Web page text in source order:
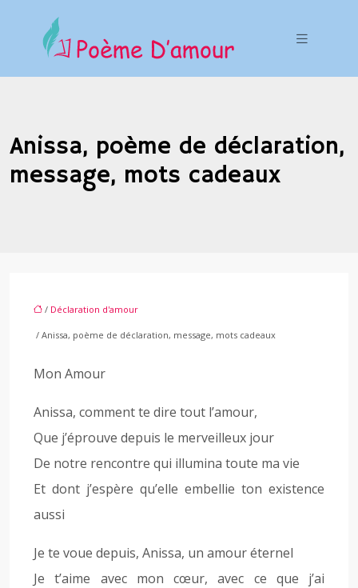
Anissa, poème de déclaration,
message, mots cadeaux
/ Déclaration d'amour
/ Anissa, poème de déclaration, message, mots cadeaux
Mon Amour
Anissa, comment te dire tout l’amour,
Que j’éprouve depuis le merveilleux jour
De notre rencontre qui illumina toute ma vie
Et dont j’espère qu’elle embellie ton existence
aussi
Je te voue depuis, Anissa, un amour éternel
Je t’aime avec mon cœur, avec ce que j’ai